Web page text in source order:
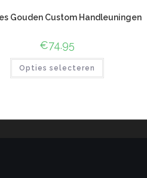
Gouden Custom Handleuningen
€74.95
Opties selecteren